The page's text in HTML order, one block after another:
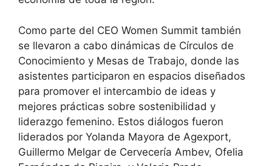
Como parte del CEO Women Summit también
se llevaron a cabo dinámicas de Círculos de
Conocimiento y Mesas de Trabajo, donde las
asistentes participaron en espacios diseñados
para promover el intercambio de ideas y
mejores prácticas sobre sostenibilidad y
liderazgo femenino. Estos diálogos fueron
liderados por Yolanda Mayora de Agexport,
Guillermo Melgar de Cervecería Ambev, Ofelia